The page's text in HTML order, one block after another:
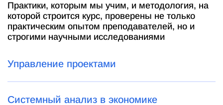
Практики, которым мы учим, и методология, на
которой строится курс, проверены не только
практическим опытом преподавателей, но и
строгими научными исследованиями
Управление проектами
Системный анализ в экономике